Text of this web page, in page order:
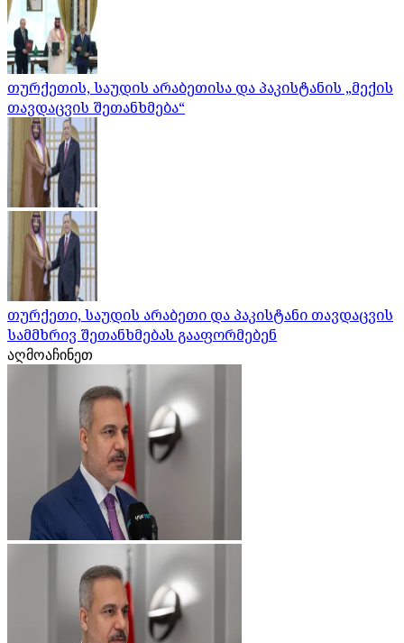
თურქეთის, საუდის არაბეთისა და პაკისტანის „მექის
თავდაცვის შეთანხმება“
თურქეთი, საუდის არაბეთი და პაკისტანი თავდაცვის
სამმხრივ შეთანხმებას გააფორმებენ
აღმოაჩინეთ